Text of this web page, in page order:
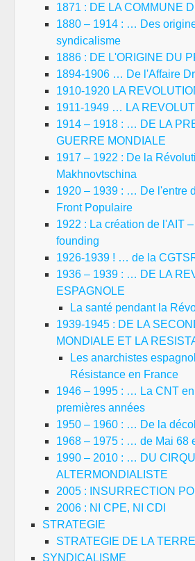
1871 : DE LA COMMUNE
1880 – 1914 : … Des
syndicalisme
1886 : DE L'ORIGINE DU
1894-1906 … De l'Affaire
1910-1920 LA
1911-1949 … LA
1914 – 1918 : … DE LA
GUERRE MONDIALE
1917 – 1922 : De la
Makhnovtschina
1920 – 1939 : … De l'entre
Front Populaire
1922 : La création de l'AIT
founding
1926-1939 ! … de la
1936 – 1939 : … DE LA
ESPAGNOLE
La santé pendant la
1939-1945 : DE LA
MONDIALE ET LA
Les anarchistes
Résistance en France
1946 – 1995 : … La CNT
premières années
1950 – 1960 : … De la
1968 – 1975 : … de Mai 68
1990 – 2010 : … DU
ALTERMONDIALISTE
2005 : INSURRECTION
2006 : NI CPE, NI CDI
STRATEGIE
STRATEGIE DE LA
SYNDICALISME